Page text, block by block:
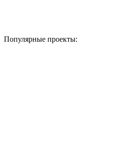
Популярные проекты: